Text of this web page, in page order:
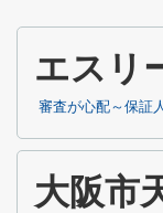
エスリ
審査が心配～保証
大阪市